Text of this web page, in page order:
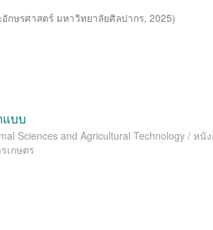
กษรศาสตร์ มหาวิทยาลัยศิลปากร,2025)
แบบ
Sciences and Agricultural Technology / หนั
เกษตร